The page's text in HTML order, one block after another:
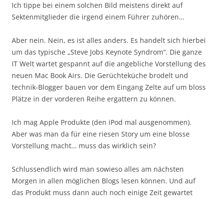
Ich tippe bei einem solchen Bild meistens direkt auf
Sektenmitglieder die irgend einem Führer zuhören…
Aber nein. Nein, es ist alles anders. Es handelt sich hierbei
um das typische „Steve Jobs Keynote Syndrom“. Die ganze
IT Welt wartet gespannt auf die angebliche Vorstellung des
neuen Mac Book Airs. Die Gerüchteküche brodelt und
technik-Blogger bauen vor dem Eingang Zelte auf um bloss
Plätze in der vorderen Reihe ergattern zu können.
Ich mag Apple Produkte (den iPod mal ausgenommen).
Aber was man da für eine riesen Story um eine blosse
Vorstellung macht… muss das wirklich sein?
Schlussendlich wird man sowieso alles am nächsten
Morgen in allen möglichen Blogs lesen können. Und auf
das Produkt muss dann auch noch einige Zeit gewartet